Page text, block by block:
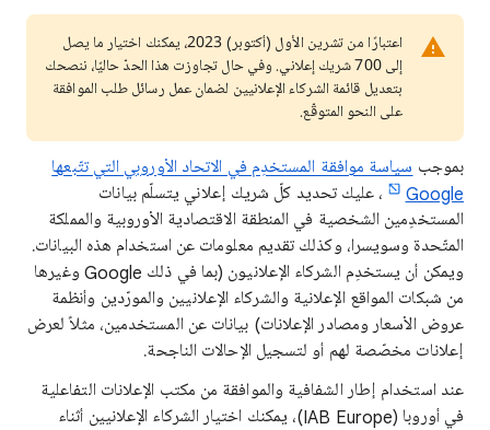
اعتبارًا من تشرين الأول (أكتوبر) 2023، يمكنك اختيار ما يصل
إلى 700 شريك إعلاني. وفي حال تجاوزت هذا الحدّ حاليًا، ننصحك
بتعديل قائمة الشركاء الإعلانيين لضمان عمل رسائل طلب الموافقة
على النحو المتوقّع.
بموجب سياسة موافقة المستخدِم في الاتحاد الأوروبي التي تتّبعها
Google
، عليك تحديد كلّ شريك إعلاني يتسلّم بيانات
المستخدِمين الشخصية في المنطقة الاقتصادية الأوروبية والمملكة
المتّحدة وسويسرا، وكذلك تقديم معلومات عن استخدام هذه البيانات.
ويمكن أن يستخدِم الشركاء الإعلانيون (بما في ذلك Google وغيرها
من شبكات المواقع الإعلانية والشركاء الإعلانيين والمورّدين وأنظمة
عروض الأسعار ومصادر الإعلانات) بيانات عن المستخدمين، مثلاً لعرض
إعلانات مخصّصة لهم أو لتسجيل الإحالات الناجحة.
عند استخدام إطار الشفافية والموافقة من مكتب الإعلانات التفاعلية
في أوروبا (IAB Europe)، يمكنك اختيار الشركاء الإعلانيين أثناء